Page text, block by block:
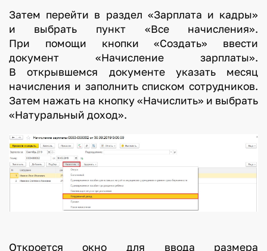
Затем перейти в раздел «Зарплата и кадры»
и выбрать пункт «Все начисления».
При помощи кнопки «Создать» ввести
документ «Начисление зарплаты».
В открывшемся документе указать месяц
начисления и заполнить списком сотрудников.
Затем нажать на кнопку «Начислить» и выбрать
«Натуральный доход».
Откроется окно для ввода размера